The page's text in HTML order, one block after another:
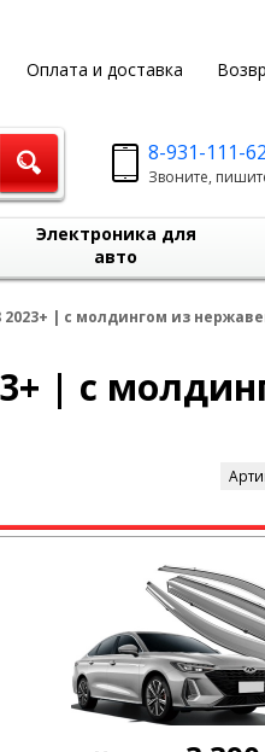
Оплата и доставка
8-931-111-
Звоните,
Электроника для
авто
| с молдингом из
| с